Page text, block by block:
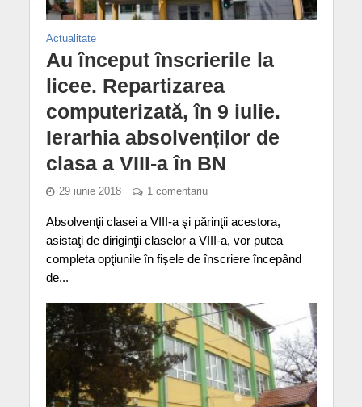
Actualitate
Au început înscrierile la
licee. Repartizarea
computerizată, în 9 iulie.
Ierarhia absolvenților de
clasa a VIII-a în BN
29 iunie 2018 1 comentariu
Absolvenţii clasei a VIII-a şi părinţii acestora,
asistaţi de diriginţii claselor a VIII-a, vor putea
completa opţiunile în fişele de înscriere începând
de...